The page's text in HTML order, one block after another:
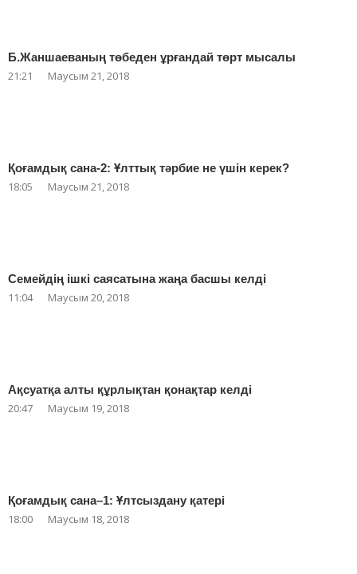
Б.Жаншаеваның төбеден ұрғандай төрт мысалы
21:21 Маусым 21, 2018
Қоғамдық сана-2: Ұлттық тәрбие не үшін керек?
18:05 Маусым 21, 2018
Семейдің ішкі саясатына жаңа басшы келді
11:04 Маусым 20, 2018
Ақсуатқа алты құрлықтан қонақтар келді
20:47 Маусым 19, 2018
Қоғамдық сана–1: Ұлтсыздану қатері
18:00 Маусым 18, 2018